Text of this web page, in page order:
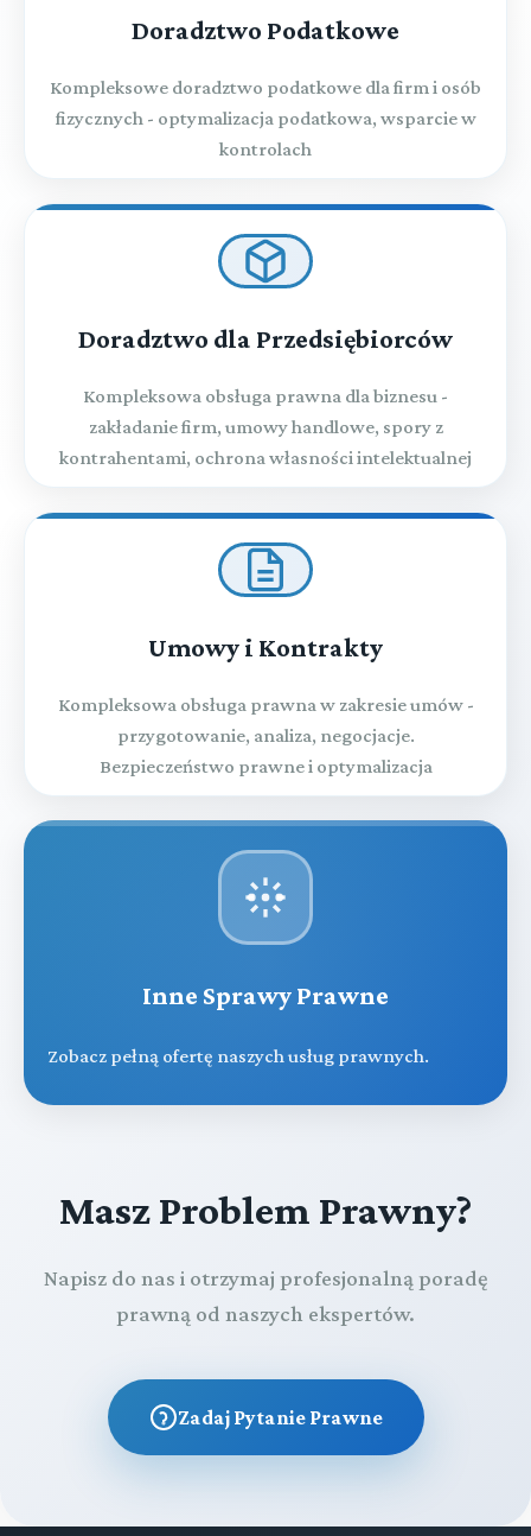
Doradztwo Podatkowe
Kompleksowe doradztwo podatkowe dla firm i osób
fizycznych - optymalizacja podatkowa, wsparcie w
kontrolach
Doradztwo dla Przedsiębiorców
Kompleksowa obsługa prawna dla biznesu -
zakładanie firm, umowy handlowe, spory z
kontrahentami, ochrona własności intelektualnej
Umowy i Kontrakty
Kompleksowa obsługa prawna w zakresie umów -
przygotowanie, analiza, negocjacje.
Bezpieczeństwo prawne i optymalizacja
Inne Sprawy Prawne
Zobacz pełną ofertę naszych usług prawnych.
Masz Problem Prawny?
Napisz do nas i otrzymaj profesjonalną poradę
prawną od naszych ekspertów.
Zadaj Pytanie Prawne